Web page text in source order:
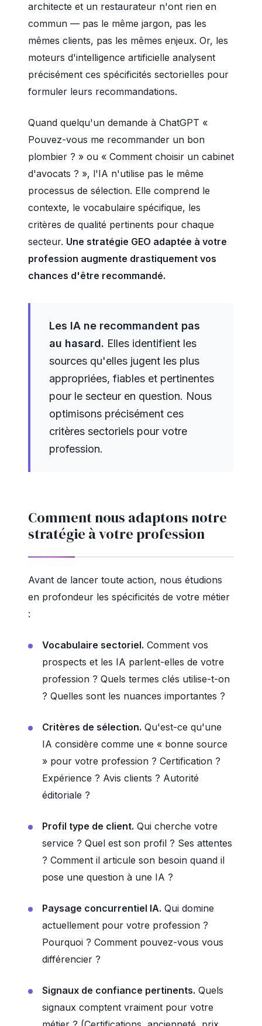
architecte et un restaurateur n'ont rien en
commun — pas le même jargon, pas les
mêmes clients, pas les mêmes enjeux. Or, les
moteurs d'intelligence artificielle analysent
précisément ces spécificités sectorielles pour
formuler leurs recommandations.
Quand quelqu'un demande à ChatGPT «
Pouvez-vous me recommander un bon
plombier ? » ou « Comment choisir un cabinet
d'avocats ? », l'IA n'utilise pas le même
processus de sélection. Elle comprend le
contexte, le vocabulaire spécifique, les
critères de qualité pertinents pour chaque
secteur. Une stratégie GEO adaptée à votre
profession augmente drastiquement vos
chances d'être recommandé.
Les IA ne recommandent pas
au hasard. Elles identifient les
sources qu'elles jugent les plus
appropriées, fiables et pertinentes
pour le secteur en question. Nous
optimisons précisément ces
critères sectoriels pour votre
profession.
Comment nous adaptons notre
stratégie à votre profession
Avant de lancer toute action, nous étudions
en profondeur les spécificités de votre métier
:
Vocabulaire sectoriel. Comment vos
prospects et les IA parlent-elles de votre
profession ? Quels termes clés utilise-t-on
? Quelles sont les nuances importantes ?
Critères de sélection. Qu'est-ce qu'une
IA considère comme une « bonne source
» pour votre profession ? Certification ?
Expérience ? Avis clients ? Autorité
éditoriale ?
Profil type de client. Qui cherche votre
service ? Quel est son profil ? Ses attentes
? Comment il articule son besoin quand il
pose une question à une IA ?
Paysage concurrentiel IA. Qui domine
actuellement pour votre profession ?
Pourquoi ? Comment pouvez-vous vous
différencier ?
Signaux de confiance pertinents. Quels
signaux comptent vraiment pour votre